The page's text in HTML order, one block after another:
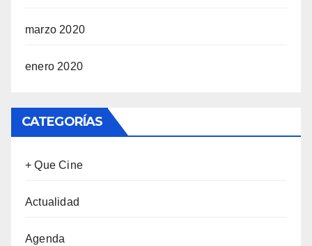
marzo 2020
enero 2020
CATEGORÍAS
+ Que Cine
Actualidad
Agenda